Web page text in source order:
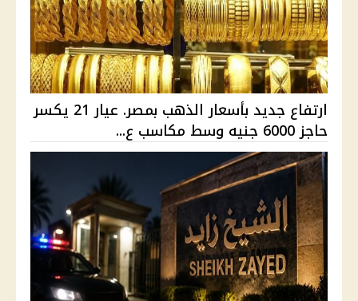
ارتفاع جديد بأسعار الذهب بمصر. عيار 21 يكسر
حاجز 6000 جنيه وسط مكاسب ع...